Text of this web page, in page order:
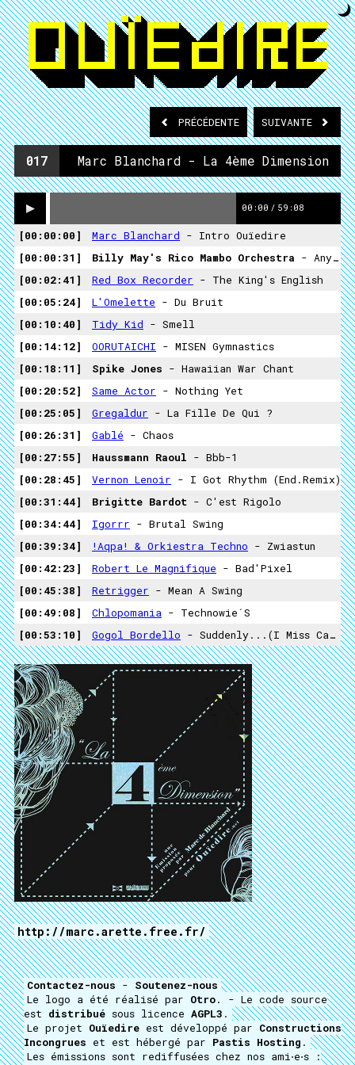
PRÉCÉDENTE SUIVANTE
017 Marc Blanchard - La 4ème Dimension
00:00 / 59:08
00:00:00 Marc Blanchard - Intro Ouïedire
00:00:31
Billy May's Rico Mambo Orchestra - Anything Can Happen Mambo
00:02:41
Red Box Recorder - The King's English
00:05:24
L'Omelette - Du Bruit
00:10:40
Tidy Kid - Smell
00:14:12
OORUTAICHI - MISEN Gymnastics
00:18:11
Spike Jones - Hawaiian War Chant
00:20:52
Same Actor - Nothing Yet
00:25:05
Gregaldur - La Fille De Qui ?
00:26:31
Gablé - Chaos
00:27:55
Haussmann Raoul - Bbb-1
00:28:45
Vernon Lenoir - I Got Rhythm (End.Remix)
00:31:44
Brigitte Bardot - C'est Rigolo
00:34:44
Igorrr - Brutal Swing
00:39:34
!aqpa! & Orkiestra Techno - Zwiastun
00:42:23
Robert Le Magnifique - Bad'Pixel
00:45:38
Retrigger - Mean A Swing
00:49:08
Chlopomania - Technowie´s
00:53:10
Gogol Bordello - Suddenly...(I Miss Carpaty)
http://marc.arette.free.fr/
Contactez-nous - Soutenez-nous
Le logo a été réalisé par Otro. - Le code source
est distribué sous licence AGPL3 .
Le projet Ouïedire est développé par Constructions
Incongrues et est hébergé par Pastis Hosting .
Les émissions sont rediffusées chez nos ami⋅e⋅s :